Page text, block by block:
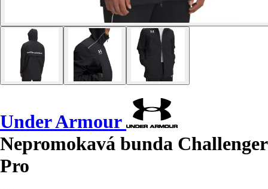
Under Armour
Nepromokavá bunda Challenger
Pro